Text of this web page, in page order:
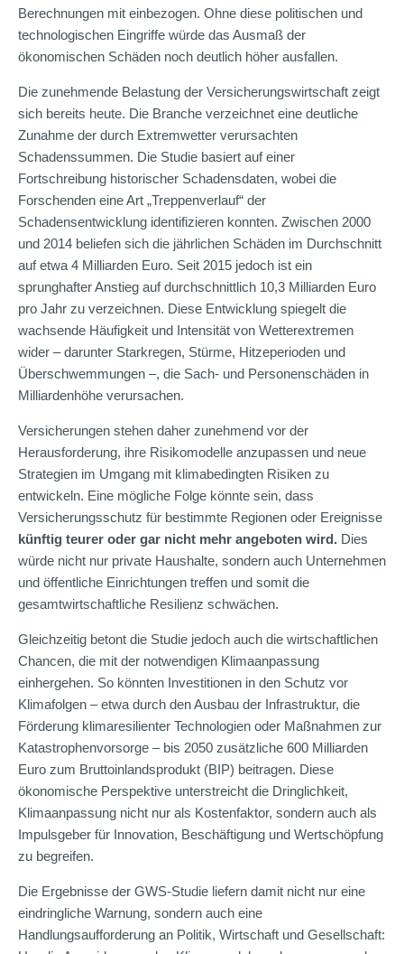
Berechnungen mit einbezogen. Ohne diese politischen und
technologischen Eingriffe würde das Ausmaß der
ökonomischen Schäden noch deutlich höher ausfallen.
Die zunehmende Belastung der Versicherungswirtschaft zeigt
sich bereits heute. Die Branche verzeichnet eine deutliche
Zunahme der durch Extremwetter verursachten
Schadenssummen. Die Studie basiert auf einer
Fortschreibung historischer Schadensdaten, wobei die
Forschenden eine Art „Treppenverlauf“ der
Schadensentwicklung identifizieren konnten. Zwischen 2000
und 2014 beliefen sich die jährlichen Schäden im Durchschnitt
auf etwa 4 Milliarden Euro. Seit 2015 jedoch ist ein
sprunghafter Anstieg auf durchschnittlich 10,3 Milliarden Euro
pro Jahr zu verzeichnen. Diese Entwicklung spiegelt die
wachsende Häufigkeit und Intensität von Wetterextremen
wider – darunter Starkregen, Stürme, Hitzeperioden und
Überschwemmungen –, die Sach- und Personenschäden in
Milliardenhöhe verursachen.
Versicherungen stehen daher zunehmend vor der
Herausforderung, ihre Risikomodelle anzupassen und neue
Strategien im Umgang mit klimabedingten Risiken zu
entwickeln. Eine mögliche Folge könnte sein, dass
Versicherungsschutz für bestimmte Regionen oder Ereignisse
künftig teurer oder gar nicht mehr angeboten wird. Dies
würde nicht nur private Haushalte, sondern auch Unternehmen
und öffentliche Einrichtungen treffen und somit die
gesamtwirtschaftliche Resilienz schwächen.
Gleichzeitig betont die Studie jedoch auch die wirtschaftlichen
Chancen, die mit der notwendigen Klimaanpassung
einhergehen. So könnten Investitionen in den Schutz vor
Klimafolgen – etwa durch den Ausbau der Infrastruktur, die
Förderung klimaresilienter Technologien oder Maßnahmen zur
Katastrophenvorsorge – bis 2050 zusätzliche 600 Milliarden
Euro zum Bruttoinlandsprodukt (BIP) beitragen. Diese
ökonomische Perspektive unterstreicht die Dringlichkeit,
Klimaanpassung nicht nur als Kostenfaktor, sondern auch als
Impulsgeber für Innovation, Beschäftigung und Wertschöpfung
zu begreifen.
Die Ergebnisse der GWS-Studie liefern damit nicht nur eine
eindringliche Warnung, sondern auch eine
Handlungsaufforderung an Politik, Wirtschaft und Gesellschaft: